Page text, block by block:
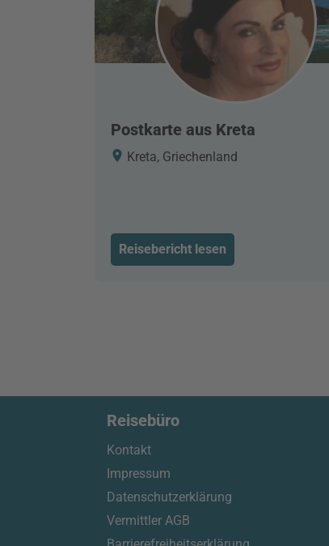
Postkarte aus Kreta
Kreta, Griechenland
Reisebericht lesen
Reisebüro
Kontakt
Impressum
Datenschutzerklärung
Vermittler AGB